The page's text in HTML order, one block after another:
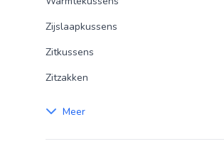
Zijslaapkussens
Zitkussens
Zitzakken
Meer